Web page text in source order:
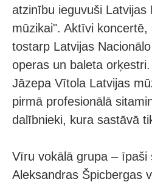
atzinību ieguvuši
mūzikai". Aktīvi
tostarp Latvijas
operas un baleta
Jāzepa Vītola Latvijas
pirmā profesionālā
dalībnieki, kura sastāvā
Vīru vokālā grupa – īpaši
Aleksandras Špicbergas